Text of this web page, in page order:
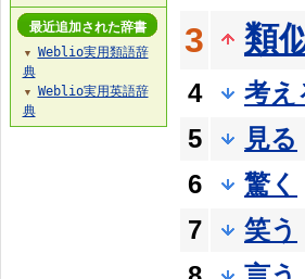
3
類
4
考え
5
見る
6
驚く
7
笑う
最近追加された辞書
▼
Weblio実用類語辞
典
▼
Weblio実用英語辞
典